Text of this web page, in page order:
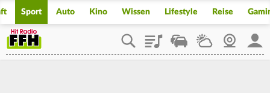
Sport Auto Kino Wissen Lifestyle Reise
PlaylistStaupilotWetterWebcam